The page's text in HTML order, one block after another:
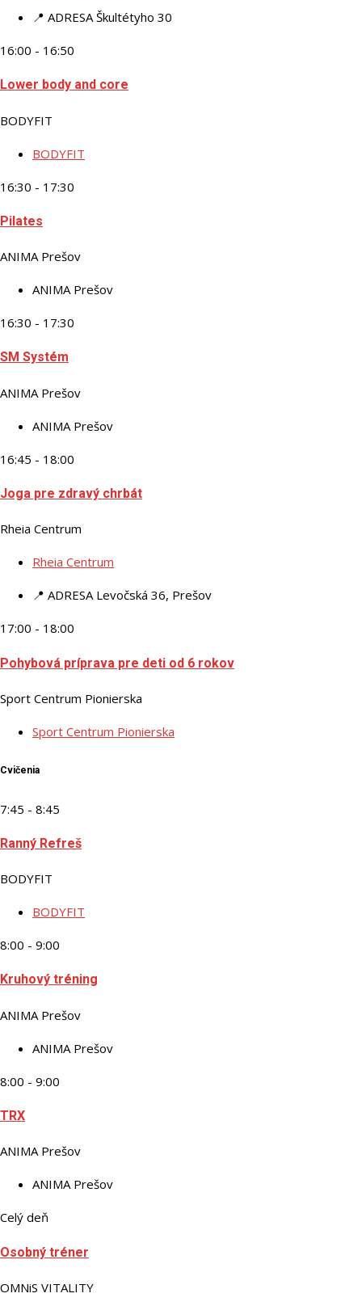
📍 ADRESA Škultétyho 30
16:00 - 16:50
Lower body and core
BODYFIT
BODYFIT
16:30 - 17:30
Pilates
ANIMA Prešov
ANIMA Prešov
16:30 - 17:30
SM Systém
ANIMA Prešov
ANIMA Prešov
16:45 - 18:00
Joga pre zdravý chrbát
Rheia Centrum
Rheia Centrum
📍 ADRESA Levočská 36, Prešov
17:00 - 18:00
Pohybová príprava pre deti od 6 rokov
Sport Centrum Pionierska
Sport Centrum Pionierska
Cvičenia
7:45 - 8:45
Ranný Refreš
BODYFIT
BODYFIT
8:00 - 9:00
Kruhový tréning
ANIMA Prešov
ANIMA Prešov
8:00 - 9:00
TRX
ANIMA Prešov
ANIMA Prešov
Celý deň
Osobný tréner
OMNiS VITALITY